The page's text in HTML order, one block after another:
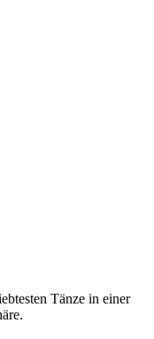
Tänze in einer